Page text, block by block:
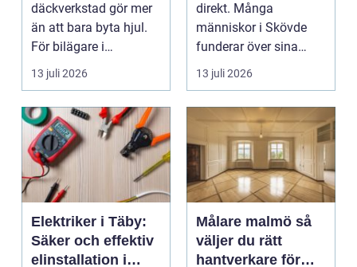
däckverkstad gör mer
än att bara byta hjul.
För bilägare i
Stockholm handlar
valet av däck...
13 juli 2026
direkt. Många
människor i Skövde
funderar över sina
tänder, men skjuter
upp att gör...
13 juli 2026
Elektriker i Täby:
Säker och effektiv
elinstallation i
Målare malmö så
väljer du rätt
hantverkare för